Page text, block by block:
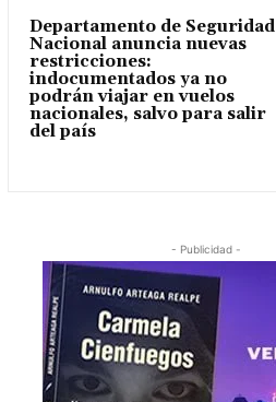
Departamento de Seguridad
Nacional anuncia nuevas
restricciones:
indocumentados ya no
podrán viajar en vuelos
nacionales, salvo para salir
del país
- Publicidad -